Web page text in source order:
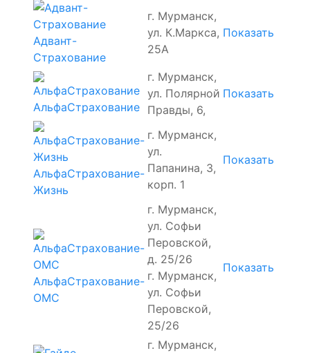
Адвант-
Страхование
г. Мурманск,
ул. К.Маркса,
25А
Показать
АльфаСтрахование
г. Мурманск,
ул. Полярной
Правды, 6,
Показать
АльфаСтрахование-
Жизнь
г. Мурманск,
ул.
Папанина, 3,
корп. 1
Показать
АльфаСтрахование-
ОМС
г. Мурманск,
ул. Софьи
Перовской,
д. 25/26
г. Мурманск,
ул. Софьи
Перовской,
25/26
Показать
г. Мурманск,